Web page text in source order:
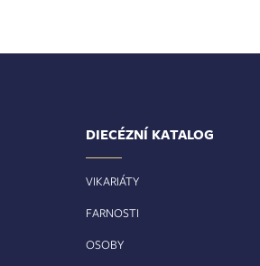
DIECÉZNÍ KATALOG
VIKARIÁTY
FARNOSTI
OSOBY